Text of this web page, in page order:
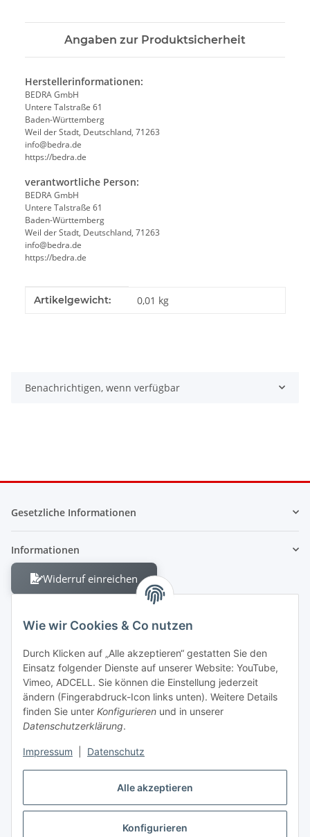
Alle akzeptieren
Konfigurieren
Wie wir Cookies & Co nutzen
Durch Klicken auf „Alle akzeptieren“ gestatten Sie den
Einsatz folgender Dienste auf unserer Website: YouTube,
Vimeo, ADCELL. Sie können die Einstellung jederzeit
ändern (Fingerabdruck-Icon links unten). Weitere Details
finden Sie unter Konfigurieren und in unserer
Datenschutzerklärung.
Impressum Datenschutz
Angaben zur Produktsicherheit
Herstellerinformationen:
BEDRA GmbH
Untere Talstraße 61
Baden-Württemberg
Weil der Stadt, Deutschland, 71263
info@bedra.de
https://bedra.de
verantwortliche Person:
BEDRA GmbH
Untere Talstraße 61
Baden-Württemberg
Weil der Stadt, Deutschland, 71263
info@bedra.de
https://bedra.de
Produkteigenschaft
Wert
Artikelgewicht: 0,01 kg
Benachrichtigen, wenn verfügbar
Gesetzliche Informationen
Informationen
Widerruf einreichen
Berliner Allee 38
13088 Berlin
Shop +49 30 4280 2070
Fax +49 30 4280 2071